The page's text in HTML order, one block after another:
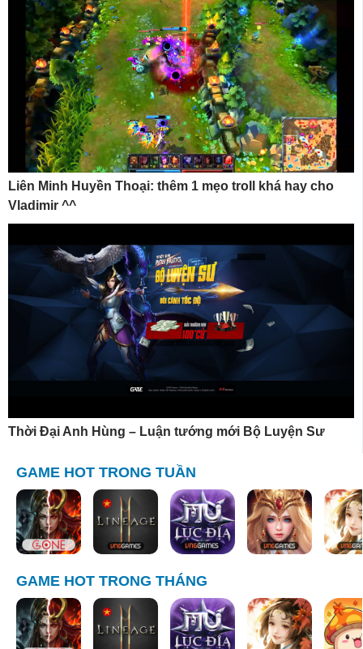
Liên Minh Huyền Thoại: thêm 1 mẹo troll khá hay cho
Vladimir ^^
Thời Đại Anh Hùng – Luận tướng mới Bộ Luyện Sư
GAME HOT TRONG TUẦN
GAME HOT TRONG THÁNG